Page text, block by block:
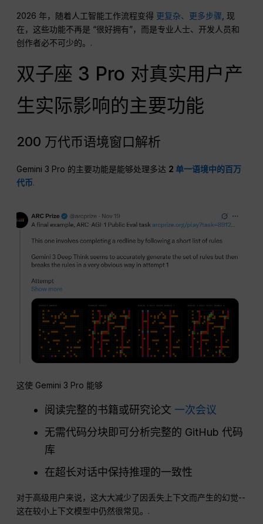
2026 年，随着人工智能工作流程变得 更复杂、更多步骤, 现
在，这些功能不再是 “很好拥有”，而是专业人士、开发人员和
创作者必不可少的。.
双子座 3 Pro 对真实用户产
生实际影响的主要功能
200 万代币语境窗口解析
Gemini 3 Pro 的主要功能是能够处理多达 2 单一语境中的百万
代币.
这使 Gemini 3 Pro 能够
阅读完整的书籍或研究论文 一次会议
无需代码分块即可分析完整的 GitHub 代码
库
在超长对话中保持推理的一致性
对于高级用户来说，这大大减少了因丢失上下文而产生的幻觉--
这在较小上下文模型中仍然很常见。.